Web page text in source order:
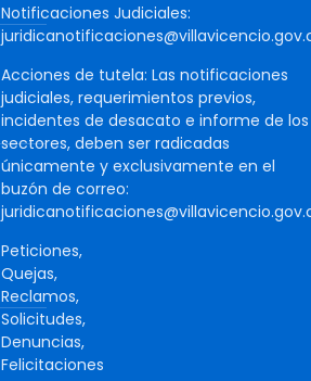
Notificaciones Judiciales:
Acciones de tutela: Las notificaciones
judiciales, requerimientos previos,
incidentes de desacato e informe de los
sectores, deben ser radicadas
únicamente y exclusivamente en el
buzón de correo:
Peticiones,
Quejas,
Reclamos,
Solicitudes,
Denuncias,
Felicitaciones